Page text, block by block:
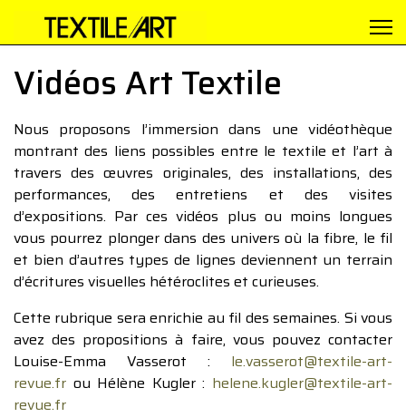
Vidéos Art Textile
Nous proposons l’immersion dans une vidéothèque
montrant des liens possibles entre le textile et l’art à
travers des œuvres originales, des installations, des
performances, des entretiens et des visites
d’expositions. Par ces vidéos plus ou moins longues
vous pourrez plonger dans des univers où la fibre, le fil
et bien d’autres types de lignes deviennent un terrain
d’écritures visuelles hétéroclites et curieuses.
Cette rubrique sera enrichie au fil des semaines. Si vous
avez des propositions à faire, vous pouvez contacter
Louise-Emma Vasserot : le.vasserot@textile-art-
revue.fr ou Hélène Kugler : helene.kugler@textile-art-
revue.fr